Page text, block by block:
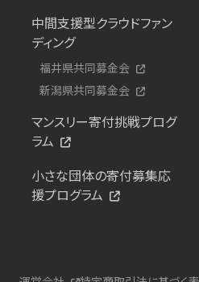
中間支援型クラウドファン
ディング
福井県共同募金会
新潟県共同募金会
マンスリー寄付挑戦プログ
ラム
小さな団体の寄付募集応
援プログラム